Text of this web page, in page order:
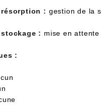
: gestion de la
: mise en
: